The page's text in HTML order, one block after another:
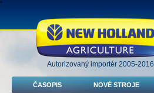
"
Autorizovaný importér 2005-2016
ČASOPIS NOVÉ STROJE